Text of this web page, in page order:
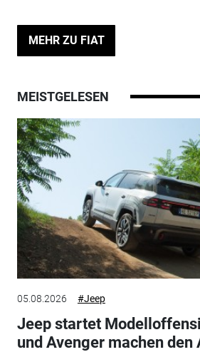
MEHR ZU FIAT
MEISTGELESEN
05.08.2026 #Jeep
Jeep startet
und Avenger machen den